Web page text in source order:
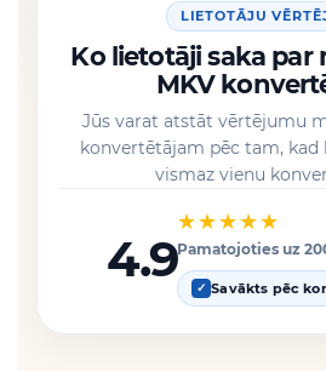
LIETOTĀJU
Ko lietotāji saka par
MKV
Jūs varat atstāt vērtējumu
konvertētājam pēc tam, kad
vismaz vienu
4.9
★★★★★
Pamatojoties uz
✓ Savākts pēc